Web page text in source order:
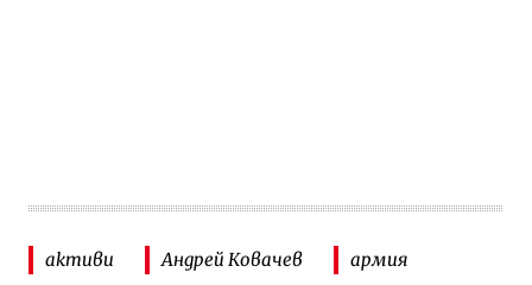
активи Андрей Ковачев армия